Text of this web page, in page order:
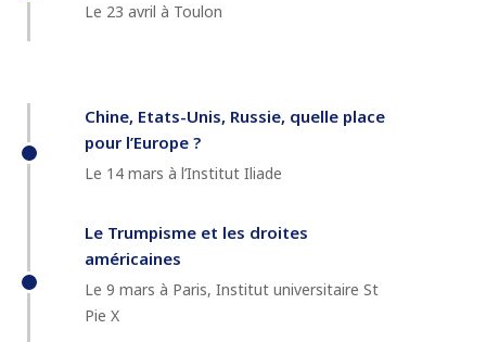
Le 23 avril à Toulon
Chine, Etats-Unis, Russie, quelle place
pour l’Europe ?
Le 14 mars à l’Institut Iliade
Le Trumpisme et les droites
américaines
Le 9 mars à Paris, Institut universitaire St
Pie X